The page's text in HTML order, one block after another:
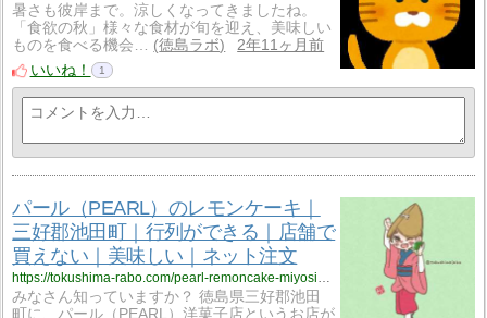
暑さも彼岸まで。涼しくなってきましたね。
「食欲の秋」様々な食材が旬を迎え、美味しい
ものを食べる機会…
徳島ラボ
2年11ヶ月前
いいね！
1
パール（PEARL）のレモンケーキ｜
三好郡池田町｜行列ができる｜店舗で
買えない｜美味しい｜ネット注文
みなさん知っていますか？ 徳島県三好郡池田
町に、パール（PEARL）洋菓子店というお店が